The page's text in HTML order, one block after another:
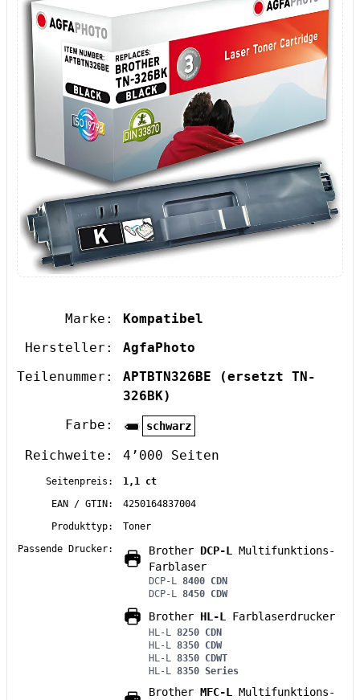
Marke:
Kompatibel
Hersteller:
AgfaPhoto
Teilenummer:
APTBTN326BE
(ersetzt TN-
326BK)
Farbe:
schwarz
Reichweite: 4’000 Seiten
Seitenpreis:
1,1 ct
EAN / GTIN:
4250164837004
Produkttyp:
Toner
Passende Drucker:
Brother DCP-L
Multifunktions-
Farblaser
DCP-L
8400 CDN
DCP-L
8450 CDW
Brother HL-L Farblaserdrucker
HL-L
8250 CDN
HL-L
8350 CDW
HL-L
8350 CDWT
HL-L
8350 Series
Brother MFC-L
Multifunktions-